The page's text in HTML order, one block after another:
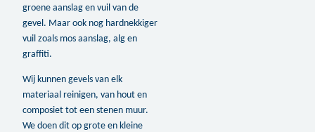
groene aanslag en vuil van de
gevel. Maar ook nog hardnekkiger
vuil zoals mos aanslag, alg en
graffiti.
Wij kunnen gevels van elk
materiaal reinigen, van hout en
composiet tot een stenen muur.
We doen dit op grote en kleine